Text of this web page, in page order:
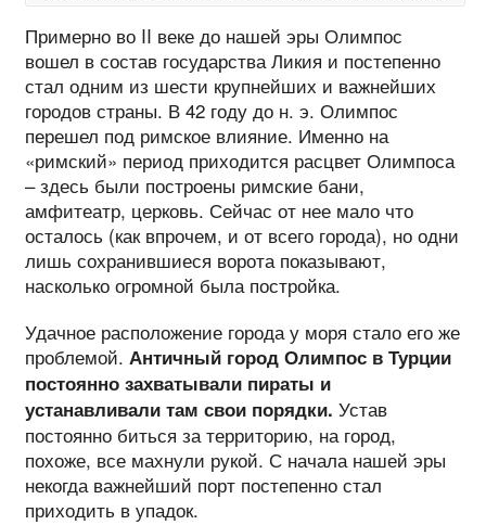
Примерно во II веке до нашей эры Олимпос
вошел в состав государства Ликия и постепенно
стал одним из шести крупнейших и важнейших
городов страны. В 42 году до н. э. Олимпос
перешел под римское влияние. Именно на
«римский» период приходится расцвет Олимпоса
– здесь были построены римские бани,
амфитеатр, церковь. Сейчас от нее мало что
осталось (как впрочем, и от всего города), но одни
лишь сохранившиеся ворота показывают,
насколько огромной была постройка.
Удачное расположение города у моря стало его же
проблемой. Античный город Олимпос в Турции
постоянно захватывали пираты и
устанавливали там свои порядки. Устав
постоянно биться за территорию, на город,
похоже, все махнули рукой. С начала нашей эры
некогда важнейший порт постепенно стал
приходить в упадок.